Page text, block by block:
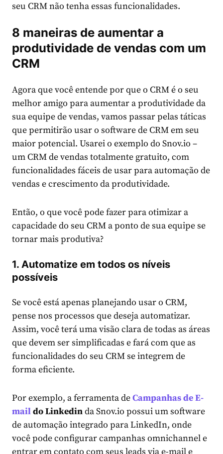
seu CRM não tenha essas funcionalidades.
8 maneiras de aumentar a
produtividade de vendas com um
CRM
Agora que você entende por que o CRM é o seu
melhor amigo para aumentar a produtividade da
sua equipe de vendas, vamos passar pelas táticas
que permitirão usar o software de CRM em seu
maior potencial. Usarei o exemplo do Snov.io –
um CRM de vendas totalmente gratuito, com
funcionalidades fáceis de usar para automação de
vendas e crescimento da produtividade.
Então, o que você pode fazer para otimizar a
capacidade do seu CRM a ponto de sua equipe se
tornar mais produtiva?
1. Automatize em todos os níveis
possíveis
Se você está apenas planejando usar o CRM,
pense nos processos que deseja automatizar.
Assim, você terá uma visão clara de todas as áreas
que devem ser simplificadas e fará com que as
funcionalidades do seu CRM se integrem de
forma eficiente.
Por exemplo, a ferramenta deCampanhas de E-
maildo Linkedinda Snov.io possui um software
de automação integrado para LinkedIn, onde
você pode configurar campanhas omnichannel e